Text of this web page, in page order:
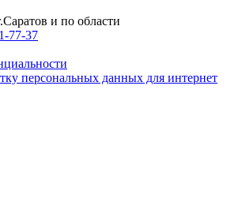
и по области
77-37
персональных данных для интернет